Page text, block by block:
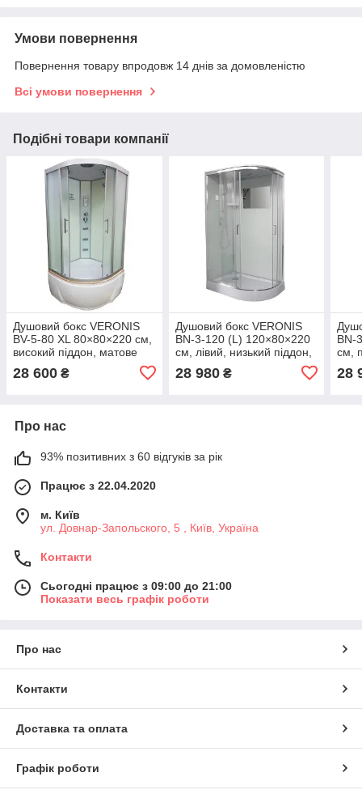
Умови повернення
Повернення товару впродовж 14 днів за домовленістю
Всі умови повернення
Подібні товари компанії
Душовий бокс VERONIS
BV-5-80 XL 80×80×220 см,
високий піддон, матове
скло, сатиновий профіль,
Італія
28 600 ₴
Душовий бокс VERONIS
BN-3-120 (L) 120×80×220
см, лівий, низький піддон,
28 980₴
BN-
см,
28
Про нас
93% позитивних з 60 відгуків за рік
Працює з 22.04.2020
м. Київ
ул. Довнар-Запольского, 5 , Київ, Україна
Контакти
Сьогодні працює з 09:00 до 21:00
Показати весь графік роботи
Про нас
Контакти
Доставка та оплата
Графік роботи